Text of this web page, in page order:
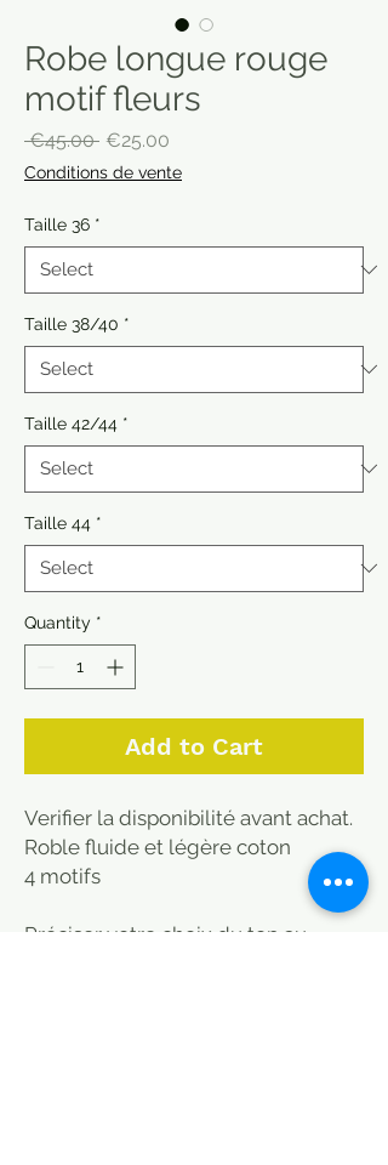
Robe longue rouge
motif fleurs
€45.00 Regular
Price
€25.00
Price
Conditions de vente
Taille 36 *
Taille 38/40 *
Taille 42/44 *
Taille 44 *
Quantity *
Add to Cart
Verifier la disponibilité avant achat.
Roble fluide et légère coton
4 motifs
Préciser votre choix du top au